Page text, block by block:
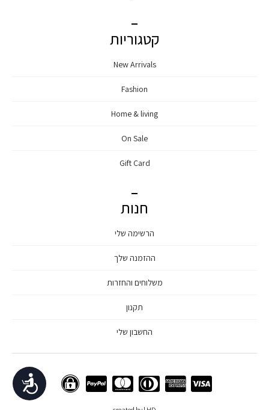
נגישות
קטגוריות
New Arrivals
Fashion
Home & living
On Sale
Gift Card
חנות
הרשימה שלי
ההזמנה שלך
משלוחים והחזרות
תקנון
החשבון שלי